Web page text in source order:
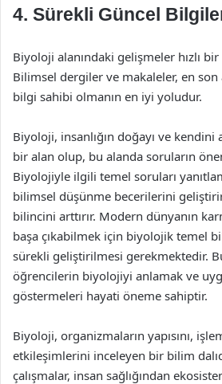
4. Sürekli Güncel
Biyoloji alanındaki gelişmeler hızlı
Bilimsel dergiler ve makaleler, en son
bilgi sahibi olmanın en iyi yoludur.
Biyoloji, insanlığın doğayı ve kendini
bir alan olup, bu alanda soruların
Biyolojiyle ilgili temel soruları
bilimsel düşünme becerilerini
bilincini arttırır. Modern dünyanın
başa çıkabilmek için biyolojik temel
sürekli geliştirilmesi gerekmektedir.
öğrencilerin biyolojiyi anlamak ve
göstermeleri hayati öneme sahiptir.
Biyoloji, organizmaların yapısını,
etkileşimlerini inceleyen bir bilim
çalışmalar, insan sağlığından